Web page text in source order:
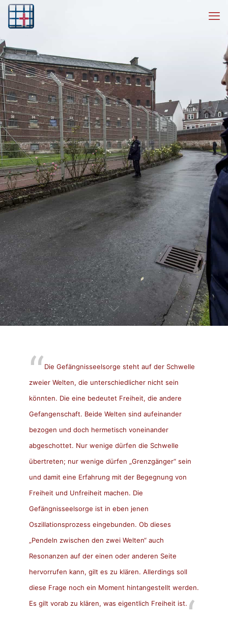
Die Gefängnisseelsorge steht auf der Schwelle
zweier Welten, die unterschiedlicher nicht sein
könnten. Die eine bedeutet Freiheit, die andere
Gefangenschaft. Beide Welten sind aufeinander
bezogen und doch hermetisch voneinander
abgeschottet. Nur wenige dürfen die Schwelle
übertreten; nur wenige dürfen „Grenzgänger“ sein
und damit eine Erfahrung mit der Begegnung von
Freiheit und Unfreiheit machen. Die
Gefängnisseelsorge ist in eben jenen
Oszillationsprozess eingebunden. Ob dieses
„Pendeln zwischen den zwei Welten“ auch
Resonanzen auf der einen oder anderen Seite
hervorrufen kann, gilt es zu klären. Allerdings soll
diese Frage noch ein Moment hintangestellt werden.
Es gilt vorab zu klären, was eigentlich Freiheit ist.